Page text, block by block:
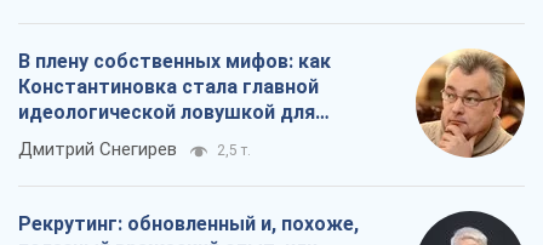
В плену собственных мифов: как
Константиновка стала главной
идеологической ловушкой для
российских оккупантов
Дмитрий Снегирев 2,5 т.
Рекрутинг: обновленный и, похоже,